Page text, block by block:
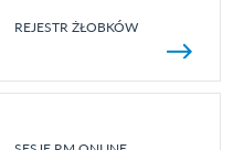
REJESTR ŻŁOBKÓW